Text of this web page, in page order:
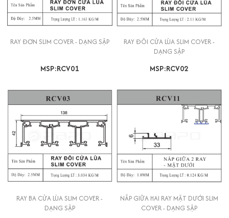
RAY ĐƠN SLIM COVER - DẠNG SẬP
MSP:RCV01
RAY ĐÔI CỬA LÙA SLIM COVER -
DẠNG SẬP
MSP:RCV02
RAY BA CỬA LÙA SLIM COVER -
DẠNG SẬP
NẮP GIỮA HAI RAY MẶT DƯỚI SLIM
COVER - DẠNG SẬP